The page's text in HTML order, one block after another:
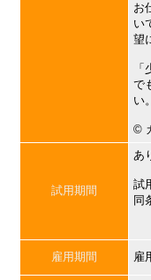
お
い
望
で
い。
©︎
試用期間
あ
試
同
雇用期間 雇